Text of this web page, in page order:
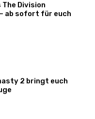
The Division
ab sofort für euch
2 bringt euch